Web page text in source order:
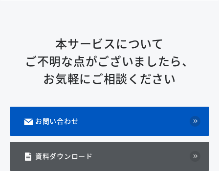
本サービスについて
ご不明な点がございましたら、
お気軽にご相談ください
お問い合わせ
資料ダウンロード